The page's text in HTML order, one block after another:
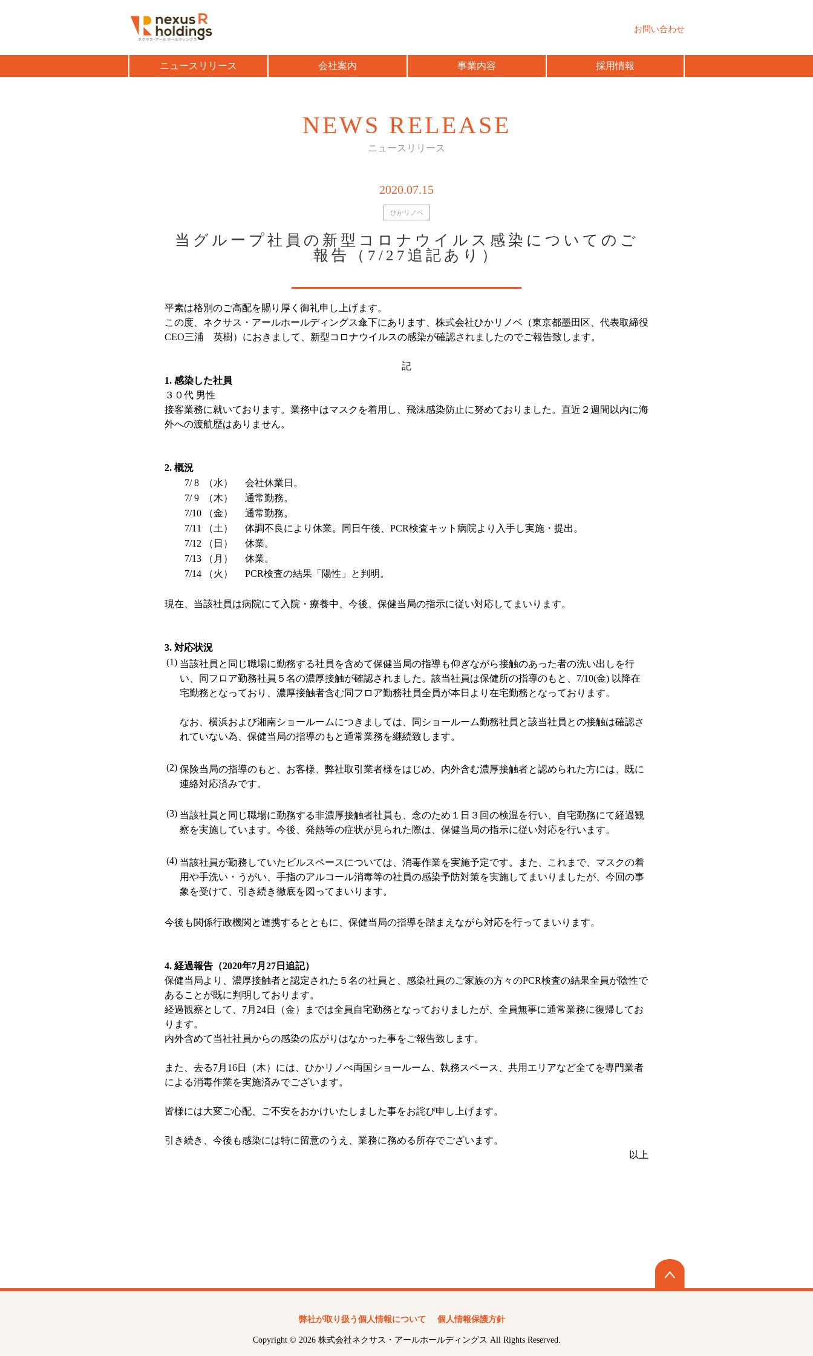
お問い合わせ
ニュースリリース 会社案内 事業内容 採用情報
NEWS RELEASE
ニュースリリース
2020.07.15
ひかリノベ
当グループ社員の新型コロナウイルス感染についてのご
報告（7/27追記あり）
平素は格別のご高配を賜り厚く御礼申し上げます。
この度、ネクサス・アールホールディングス傘下にあります、株式会社ひかリノベ（東京都墨田区、代表取締役
CEO三浦 英樹）におきまして、新型コロナウイルスの感染が確認されましたのでご報告致します。
記
1. 感染した社員
３０代 男性
接客業務に就いております。業務中はマスクを着用し、飛沫感染防止に努めておりました。直近２週間以内に海
外への渡航歴はありません。
2. 概況
7/ 8 （水）
会社休業日。
7/ 9 （木）
通常勤務。
7/10 （金）
通常勤務。
7/11 （土）
体調不良により休業。同日午後、PCR検査キット病院より入手し実施・提出。
7/12 （日）
休業。
7/13 （月）
休業。
7/14 （火）
PCR検査の結果「陽性」と判明。
現在、当該社員は病院にて入院・療養中、今後、保健当局の指示に従い対応してまいります。
3. 対応状況
(1) 当該社員と同じ職場に勤務する社員を含めて保健当局の指導も仰ぎながら接触のあった者の洗い出しを行
い、同フロア勤務社員５名の濃厚接触が確認されました。該当社員は保健所の指導のもと、7/10(金) 以降在
宅勤務となっており、濃厚接触者含む同フロア勤務社員全員が本日より在宅勤務となっております。
なお、横浜および湘南ショールームにつきましては、同ショールーム勤務社員と該当社員との接触は確認さ
れていない為、保健当局の指導のもと通常業務を継続致します。
(2) 保険当局の指導のもと、お客様、弊社取引業者様をはじめ、内外含む濃厚接触者と認められた方には、既に
連絡対応済みです。
(3) 当該社員と同じ職場に勤務する非濃厚接触者社員も、念のため１日３回の検温を行い、自宅勤務にて経過観
察を実施しています。今後、発熱等の症状が見られた際は、保健当局の指示に従い対応を行います。
(4) 当該社員が勤務していたビルスペースについては、消毒作業を実施予定です。また、これまで、マスクの着
用や手洗い・うがい、手指のアルコール消毒等の社員の感染予防対策を実施してまいりましたが、今回の事
象を受けて、引き続き徹底を図ってまいります。
今後も関係行政機関と連携するとともに、保健当局の指導を踏まえながら対応を行ってまいります。
4. 経過報告（2020年7月27日追記）
保健当局より、濃厚接触者と認定された５名の社員と、感染社員のご家族の方々のPCR検査の結果全員が陰性で
あることが既に判明しております。
経過観察として、7月24日（金）までは全員自宅勤務となっておりましたが、全員無事に通常業務に復帰してお
ります。
内外含めて当社社員からの感染の広がりはなかった事をご報告致します。
また、去る7月16日（木）には、ひかリノべ両国ショールーム、執務スペース、共用エリアなど全てを専門業者
による消毒作業を実施済みでございます。
皆様には大変ご心配、ご不安をおかけいたしました事をお詫び申し上げます。
引き続き、今後も感染には特に留意のうえ、業務に務める所存でございます。
以上
弊社が取り扱う個⼈情報について 個人情報保護方針
Copyright © 2026 株式会社ネクサス・アールホールディングス All Rights Reserved.